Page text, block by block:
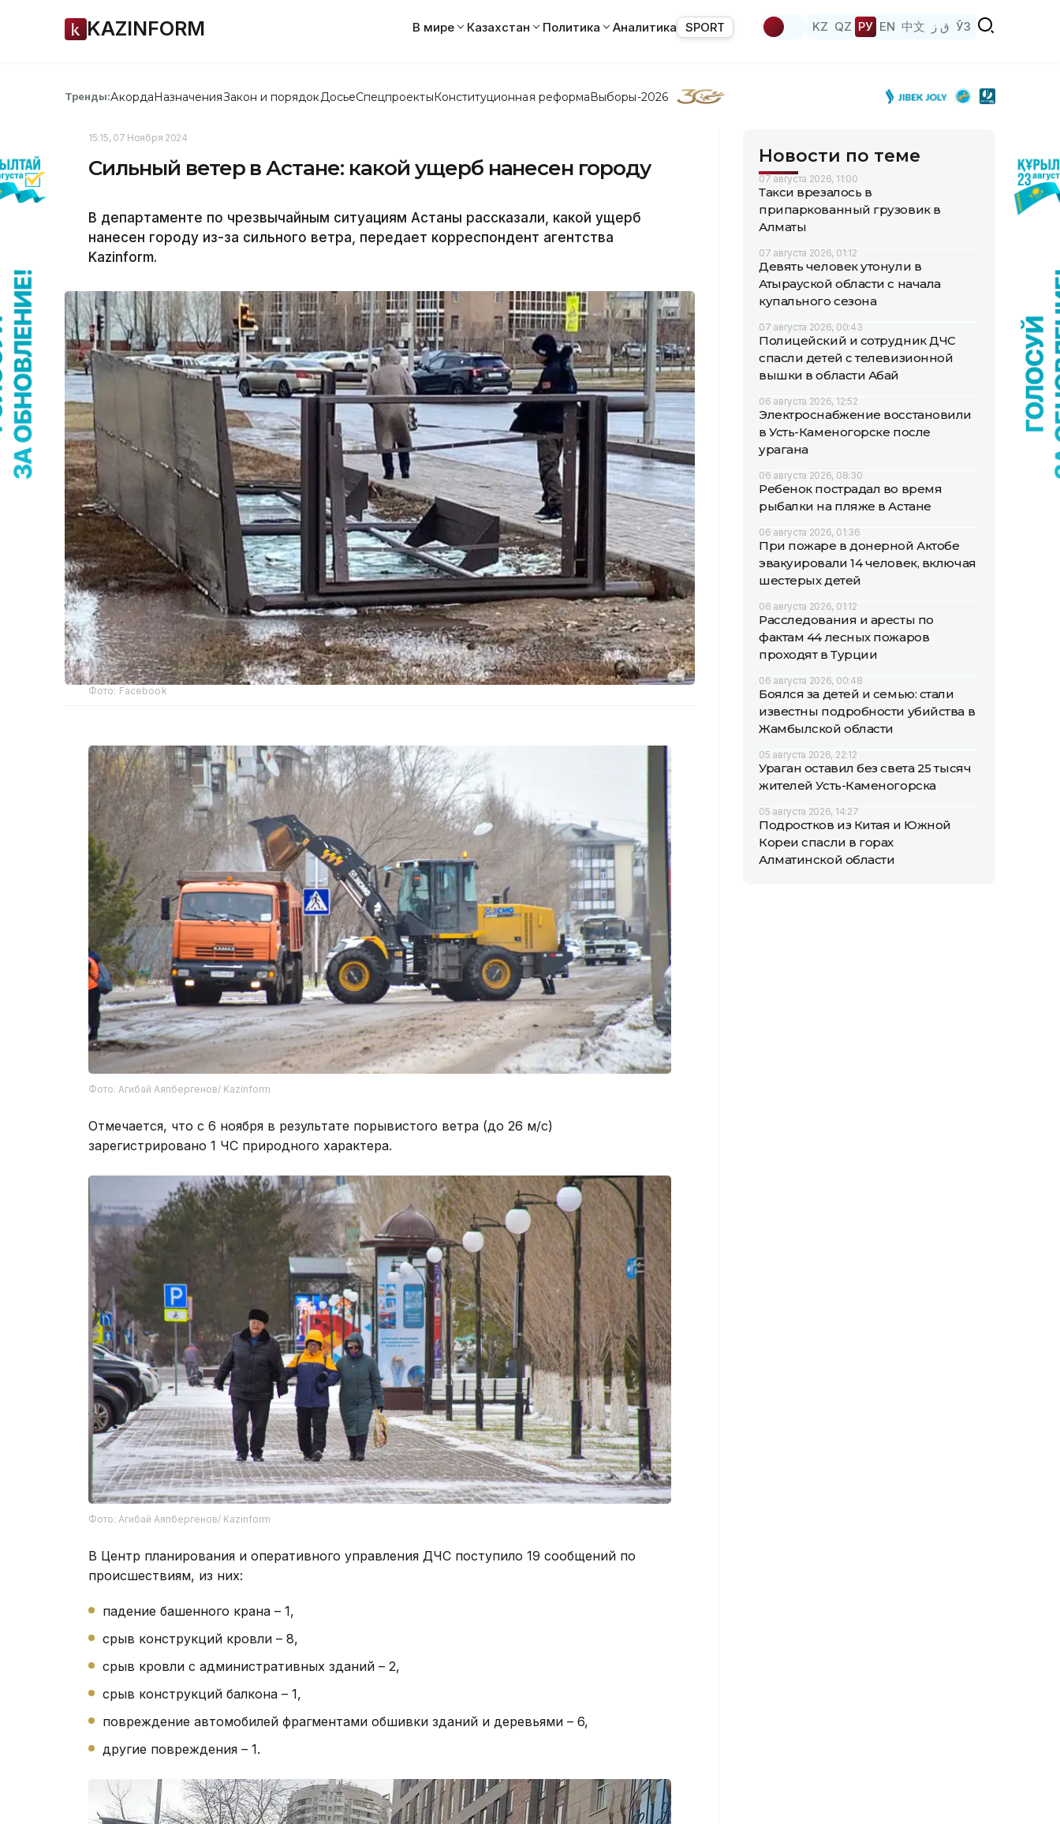
KAZINFORM В мире Казахстан Политика Аналитика SPORT KZ QZ РУ EN 中文 ق ز ЎЗ
Тренды:АкордаНазначенияЗакон и порядок ДосьеСпецпроектыКонституционная реформаВыборы-2026
15:15, 07 Ноября 2024
Сильный ветер в Астане: какой ущерб нанесен городу
В департаменте по чрезвычайным ситуациям Астаны рассказали, какой ущерб
нанесен городу из-за сильного ветра, передает корреспондент агентства
Kazinform.
Фото: Facebook
Фото: Агибай Аяпбергенов/ Kazinform
Отмечается, что с 6 ноября в результате порывистого ветра (до 26 м/с)
зарегистрировано 1 ЧС природного характера.
Фото: Агибай Аяпбергенов/ Kazinform
В Центр планирования и оперативного управления ДЧС поступило 19 сообщений по
происшествиям, из них:
падение башенного крана – 1,
срыв конструкций кровли – 8,
срыв кровли с административных зданий – 2,
срыв конструкций балкона – 1,
повреждение автомобилей фрагментами обшивки зданий и деревьями – 6,
другие повреждения – 1.
Новости по теме
07 августа 2026, 11:00
Такси врезалось в
припаркованный грузовик в
Алматы
07 августа 2026, 01:12
Девять человек утонули в
Атырауской области с начала
купального сезона
07 августа 2026, 00:43
Полицейский и сотрудник ДЧС
спасли детей с телевизионной
вышки в области Абай
06 августа 2026, 12:52
Электроснабжение восстановили
в Усть-Каменогорске после
урагана
06 августа 2026, 08:30
Ребенок пострадал во время
рыбалки на пляже в Астане
06 августа 2026, 01:36
При пожаре в донерной Актобе
эвакуировали 14 человек, включая
шестерых детей
06 августа 2026, 01:12
Расследования и аресты по
фактам 44 лесных пожаров
проходят в Турции
06 августа 2026, 00:48
Боялся за детей и семью: стали
известны подробности убийства в
Жамбылской области
05 августа 2026, 22:12
Ураган оставил без света 25 тысяч
жителей Усть-Каменогорска
05 августа 2026, 14:27
Подростков из Китая и Южной
Кореи спасли в горах
Алматинской области